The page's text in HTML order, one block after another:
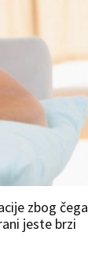
zbog čega
jeste brzi